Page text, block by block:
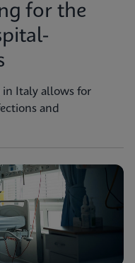
for the
in Italy allows for
and